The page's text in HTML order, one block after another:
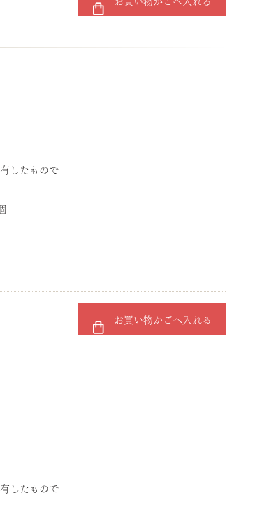
したもので
お買い物かごへ入れる
したもので